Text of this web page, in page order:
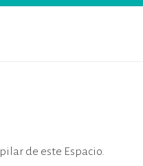
de este Espacio.